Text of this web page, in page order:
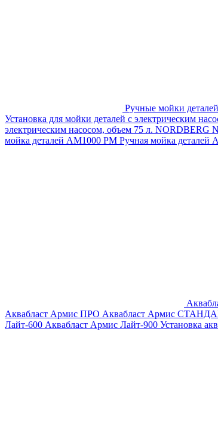
Ручные мойки деталей
Установка для мойки деталей с электрическим
электрическим насосом, объем 75 л. NORDBERG
мойка деталей АМ1000 РМ Ручная мойка
Аквабласт Армис ПРО Аквабласт Армис
Лайт-600 Аквабласт Армис Лайт-900 Установка